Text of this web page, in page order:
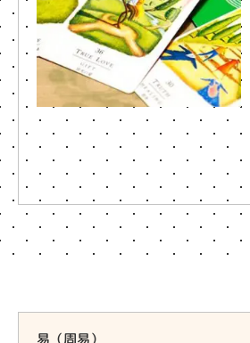
易（周易）